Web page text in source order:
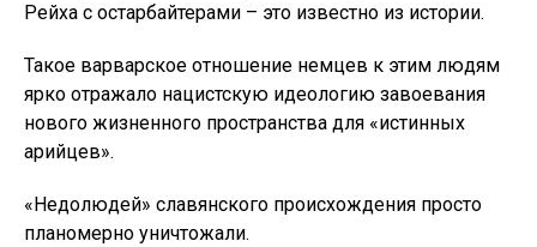
Рейха с остарбайтерами – это известно из истории.
Такое варварское отношение немцев к этим людям
ярко отражало нацистскую идеологию завоевания
нового жизненного пространства для «истинных
арийцев».
«Недолюдей» славянского происхождения просто
планомерно уничтожали.